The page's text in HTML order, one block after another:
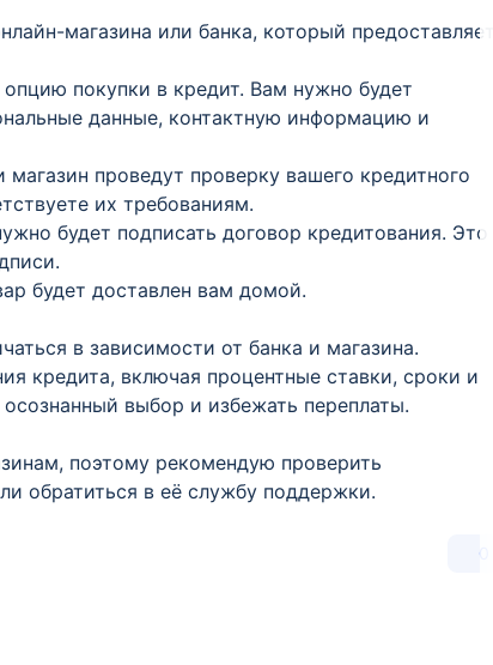
магазина или банка, который предоставляет
покупки в кредит. Вам нужно будет
данные, контактную информацию и
магазин проведут проверку вашего кредитного
их требованиям.
будет подписать договор кредитования. Это
будет доставлен вам домой.
в зависимости от банка и магазина.
кредита, включая процентные ставки, сроки и
выбор и избежать переплаты.
поэтому рекомендую проверить
обратиться в её службу поддержки.
0